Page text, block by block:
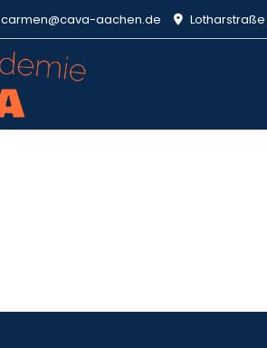
carmen@cava-aachen.de Lotharstraße